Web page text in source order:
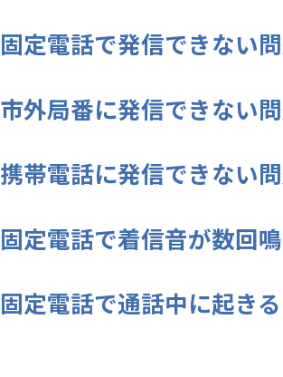
固定電話で発信できない
市外局番に発信できない
携帯電話に発信できない
固定電話で着信音が数回
固定電話で通話中に起き